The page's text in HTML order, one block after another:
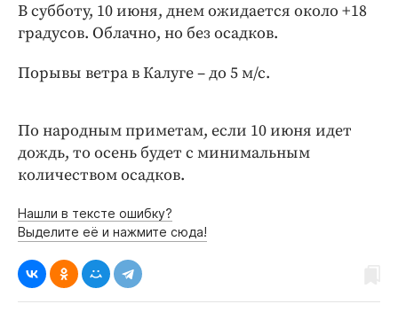
Интересное чтиво
Бренд года
В субботу, 10 июня, днем ожидается около +18
градусов. Облачно, но без осадков.
Порывы ветра в Калуге – до 5 м/с.
По народным приметам, если 10 июня идет
дождь, то осень будет с минимальным
количеством осадков.
Нашли в тексте ошибку?
Выделите её и нажмите сюда!